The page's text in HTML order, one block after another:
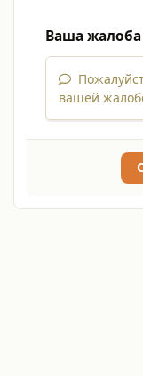
Ваша жалоба
вашей